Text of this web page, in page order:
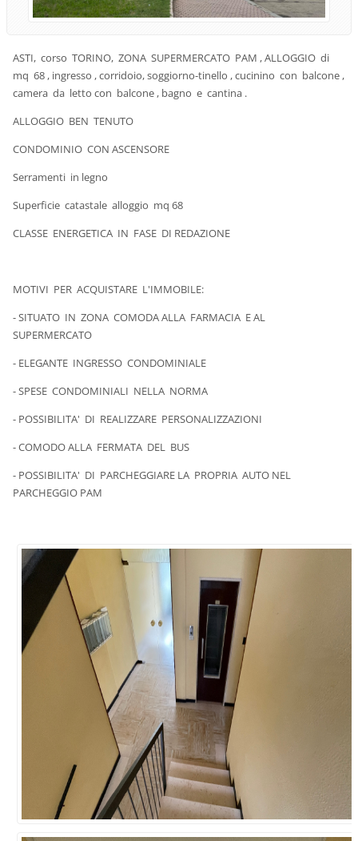
ASTI, corso TORINO, ZONA SUPERMERCATO PAM , ALLOGGIO di
mq 68 , ingresso , corridoio, soggiorno-tinello , cucinino con balcone ,
camera da letto con balcone , bagno e cantina .
ALLOGGIO BEN TENUTO
CONDOMINIO CON ASCENSORE
Serramenti in legno
Superficie catastale alloggio mq 68
CLASSE ENERGETICA IN FASE DI REDAZIONE
MOTIVI PER ACQUISTARE L'IMMOBILE:
- SITUATO IN ZONA COMODA ALLA FARMACIA E AL
SUPERMERCATO
- ELEGANTE INGRESSO CONDOMINIALE
- SPESE CONDOMINIALI NELLA NORMA
- POSSIBILITA' DI REALIZZARE PERSONALIZZAZIONI
- COMODO ALLA FERMATA DEL BUS
- POSSIBILITA' DI PARCHEGGIARE LA PROPRIA AUTO NEL
PARCHEGGIO PAM